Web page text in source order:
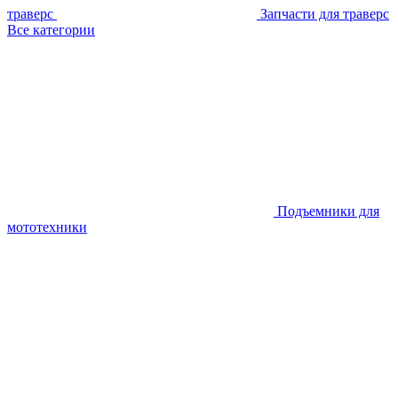
траверс
Запчасти для траверс
Все категории
Подъемники для
мототехники